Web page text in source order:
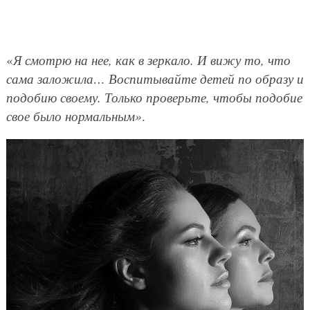
«Я смотрю на нее, как в зеркало. И вижу то, что
сама заложила… Воспитывайте детей по образу и
подобию своему. Только проверьте, чтобы подобие
свое было нормальным».